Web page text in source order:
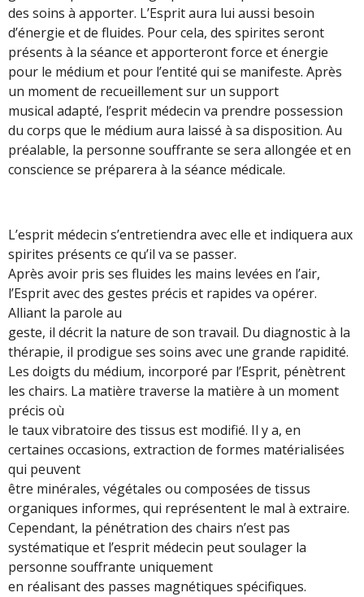
des soins à apporter. L’Esprit aura lui aussi besoin
d’énergie et de fluides. Pour cela, des spirites seront
présents à la séance et apporteront force et énergie
pour le médium et pour l’entité qui se manifeste. Après
un moment de recueillement sur un support
musical adapté, l’esprit médecin va prendre possession
du corps que le médium aura laissé à sa disposition. Au
préalable, la personne souffrante se sera allongée et en
conscience se préparera à la séance médicale.
L’esprit médecin s’entretiendra avec elle et indiquera aux
spirites présents ce qu’il va se passer.
Après avoir pris ses fluides les mains levées en l’air,
l’Esprit avec des gestes précis et rapides va opérer.
Alliant la parole au
geste, il décrit la nature de son travail. Du diagnostic à la
thérapie, il prodigue ses soins avec une grande rapidité.
Les doigts du médium, incorporé par l’Esprit, pénètrent
les chairs. La matière traverse la matière à un moment
précis où
le taux vibratoire des tissus est modifié. Il y a, en
certaines occasions, extraction de formes matérialisées
qui peuvent
être minérales, végétales ou composées de tissus
organiques informes, qui représentent le mal à extraire.
Cependant, la pénétration des chairs n’est pas
systématique et l’esprit médecin peut soulager la
personne souffrante uniquement
en réalisant des passes magnétiques spécifiques.